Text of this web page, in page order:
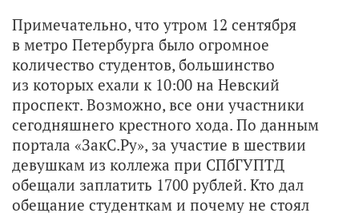
Примечательно, что утром 12 сентября
в метро Петербурга было огромное
количество студентов, большинство
из которых ехали к 10:00 на Невский
проспект. Возможно, все они участники
сегодняшнего крестного хода. По данным
портала «ЗакС.Ру», за участие в шествии
девушкам из коллежа при СПбГУПТД
обещали заплатить 1700 рублей. Кто дал
обещание студенткам и почему не стоял